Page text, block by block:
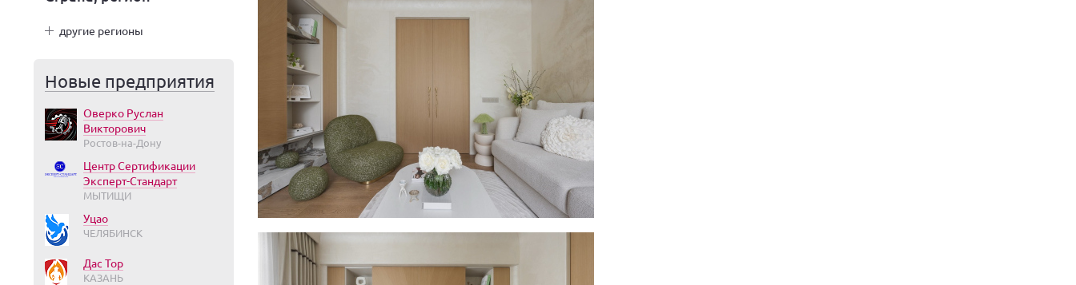
другие регионы
Новые предприятия
Оверко Руслан
Викторович
Ростов-на-Дону
Центр Сертификации
Эксперт-Стандарт
МЫТИЩИ
Уцао
ЧЕЛЯБИНСК
Дас Тор
КАЗАНЬ